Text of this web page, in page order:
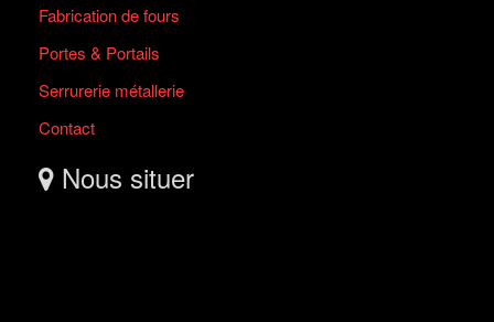
Fabrication de fours
Portes & Portails
Serrurerie métallerie
Contact
Nous situer